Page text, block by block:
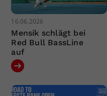
16.06.2026
Mensík schlägt bei
Red Bull BassLine
auf